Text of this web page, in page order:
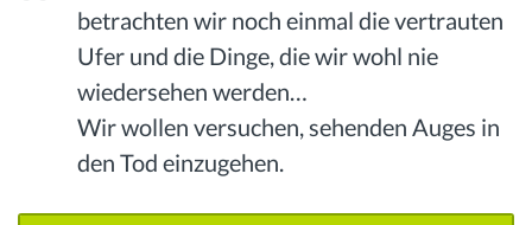
betrachten wir noch einmal die vertrauten
Ufer und die Dinge, die wir wohl nie
wiedersehen werden…
Wir wollen versuchen, sehenden Auges in
den Tod einzugehen.